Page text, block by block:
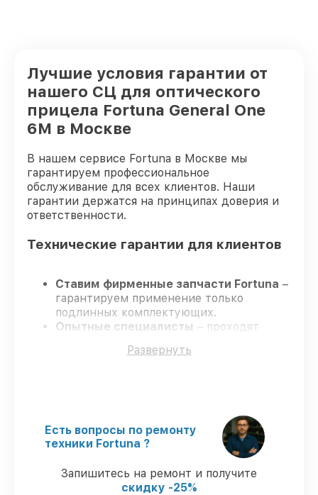
Лучшие условия гарантии от
нашего СЦ для оптического
прицела Fortuna General One
6M в Москве
В нашем сервисе Fortuna в Москве мы
гарантируем профессиональное
обслуживание для всех клиентов. Наши
гарантии держатся на принципах доверия и
ответственности.
Технические гарантии для клиентов
Ставим фирменные запчасти Fortuna –
гарантируем применение только
подлинных комплектующих.
Опытные специалисты – проходят
уровень их профессионализма.
виды ремонта защищены сервисной
гарантией.
Мы гарантируем:
Развернуть
Есть вопросы по ремонту
техники Fortuna ?
Запишитесь на ремонт и получите
скидку -25%